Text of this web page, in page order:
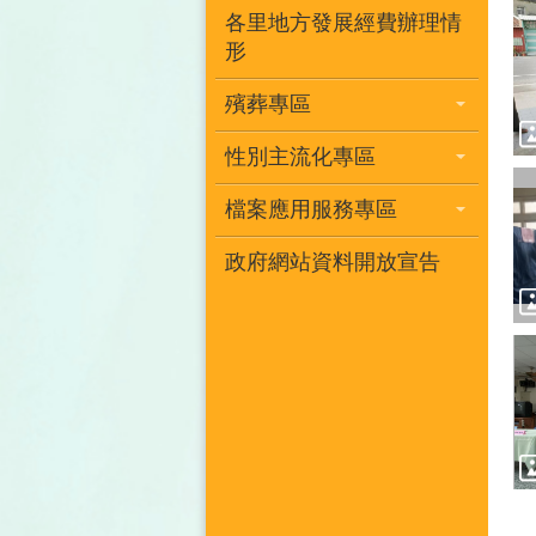
各里地方發展經費辦理情
形
殯葬專區
性別主流化專區
檔案應用服務專區
政府網站資料開放宣告